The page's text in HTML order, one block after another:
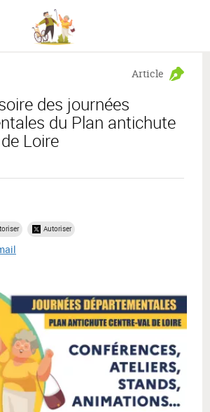
des journées
du Plan antichute
Loire
Article
Autoriser